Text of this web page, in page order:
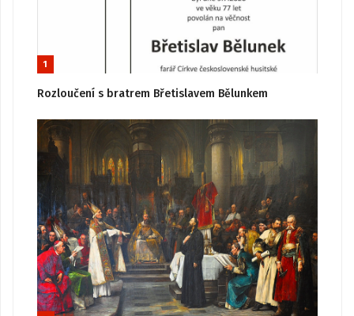
1
Rozloučení s bratrem Břetislavem Bělunkem